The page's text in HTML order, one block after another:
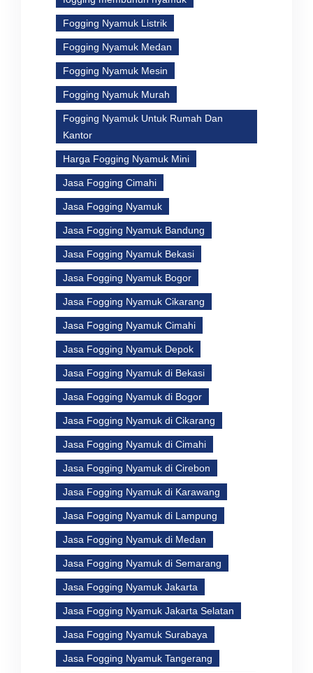
Fogging Nyamuk Listrik
Fogging Nyamuk Medan
Fogging Nyamuk Mesin
Fogging Nyamuk Murah
Fogging Nyamuk Untuk Rumah Dan
Kantor
Harga Fogging Nyamuk Mini
Jasa Fogging Cimahi
Jasa Fogging Nyamuk
Jasa Fogging Nyamuk Bandung
Jasa Fogging Nyamuk Bekasi
Jasa Fogging Nyamuk Bogor
Jasa Fogging Nyamuk Cikarang
Jasa Fogging Nyamuk Cimahi
Jasa Fogging Nyamuk Depok
Jasa Fogging Nyamuk di Bekasi
Jasa Fogging Nyamuk di Bogor
Jasa Fogging Nyamuk di Cikarang
Jasa Fogging Nyamuk di Cimahi
Jasa Fogging Nyamuk di Cirebon
Jasa Fogging Nyamuk di Karawang
Jasa Fogging Nyamuk di Lampung
Jasa Fogging Nyamuk di Medan
Jasa Fogging Nyamuk di Semarang
Jasa Fogging Nyamuk Jakarta
Jasa Fogging Nyamuk Jakarta Selatan
Jasa Fogging Nyamuk Surabaya
Jasa Fogging Nyamuk Tangerang